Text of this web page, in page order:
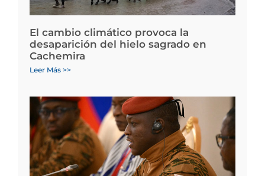
El cambio climático provoca la
desaparición del hielo sagrado en
Cachemira
Leer Más >>